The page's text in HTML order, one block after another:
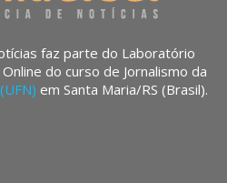
faz parte do Laboratório
do curso de Jornalismo da
em Santa Maria/RS (Brasil).